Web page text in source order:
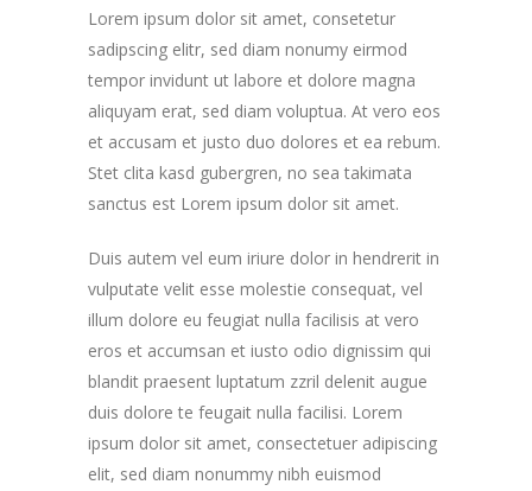
Lorem ipsum dolor sit amet, consetetur
sadipscing elitr, sed diam nonumy eirmod
tempor invidunt ut labore et dolore magna
aliquyam erat, sed diam voluptua. At vero eos
et accusam et justo duo dolores et ea rebum.
Stet clita kasd gubergren, no sea takimata
sanctus est Lorem ipsum dolor sit amet.
Duis autem vel eum iriure dolor in hendrerit in
vulputate velit esse molestie consequat, vel
illum dolore eu feugiat nulla facilisis at vero
eros et accumsan et iusto odio dignissim qui
blandit praesent luptatum zzril delenit augue
duis dolore te feugait nulla facilisi. Lorem
ipsum dolor sit amet, consectetuer adipiscing
elit, sed diam nonummy nibh euismod